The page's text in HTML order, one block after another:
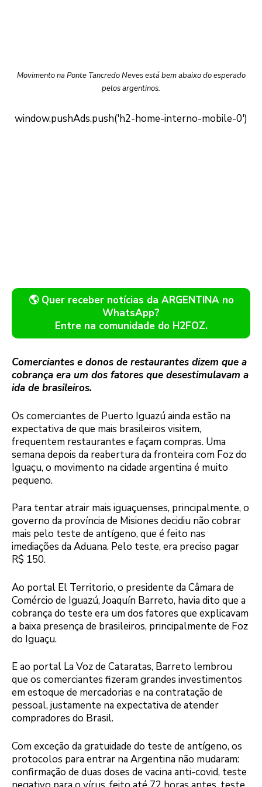
Movimento na Ponte Tancredo Neves está bem abaixo do esperado
pelos argentinos.
🌎 Quer receber notícias da ARGENTINA no
WhatsApp?
Entre na comunidade do H2FOZ.
Comerciantes e donos de restaurantes dizem que a
cobrança era um dos fatores que desestimulavam a
ida de brasileiros.
Os comerciantes de Puerto Iguazú ainda estão na
expectativa de que mais brasileiros visitem,
frequentem restaurantes e façam compras. Uma
semana depois da reabertura da fronteira com Foz do
Iguaçu, o movimento na cidade argentina é muito
pequeno.
Para tentar atrair mais iguaçuenses, principalmente, o
governo da província de Misiones decidiu não cobrar
mais pelo teste de antígeno, que é feito nas
imediações da Aduana. Pelo teste, era preciso pagar
R$ 150.
Ao portal El Territorio, o presidente da Câmara de
Comércio de Iguazú, Joaquín Barreto, havia dito que a
cobrança do teste era um dos fatores que explicavam
a baixa presença de brasileiros, principalmente de Foz
do Iguaçu.
E ao portal La Voz de Cataratas, Barreto lembrou
que os comerciantes fizeram grandes investimentos
em estoque de mercadorias e na contratação de
pessoal, justamente na expectativa de atender
compradores do Brasil.
Com exceção da gratuidade do teste de antígeno, os
protocolos para entrar na Argentina não mudaram:
confirmação de duas doses de vacina anti-covid, teste